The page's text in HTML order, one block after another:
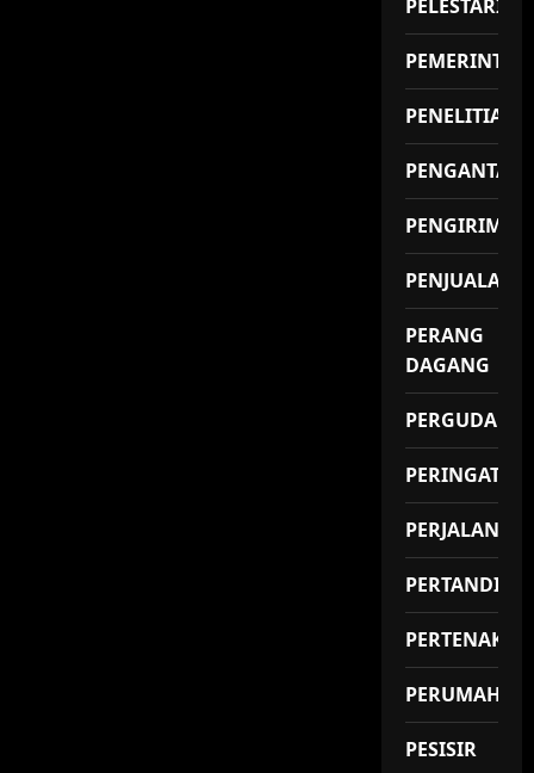
PELESTARIAN
PEMERINTAH
PENELITIAN
PENGANTAR
PENGIRIMAN
PENJUALAN
PERANG
DAGANG
PERINGATAN
PERJALANAN
PERTENAKAN
PERUMAHAN
PESISIR